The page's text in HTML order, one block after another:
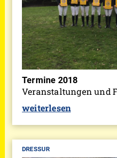
Termine 2018
Veranstaltungen und
weiterlesen
DRESSUR